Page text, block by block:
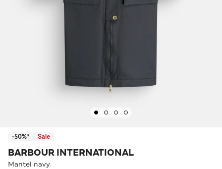
-50%* Sale
BARBOUR INTERNATIONAL
Mantel navy